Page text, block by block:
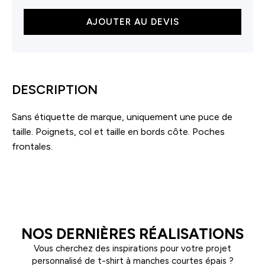
AJOUTER AU DEVIS
DESCRIPTION
Sans étiquette de marque, uniquement une puce de
taille. Poignets, col et taille en bords côte. Poches
frontales.
NOS DERNIÈRES RÉALISATIONS
Vous cherchez des inspirations pour votre projet
personnalisé de t-shirt à manches courtes épais ?